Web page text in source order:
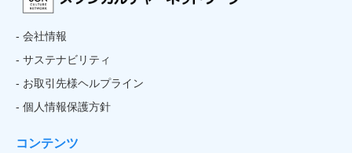
- 会社情報
- サステナビリティ
- お取引先様ヘルプライン
- 個人情報保護方針
コンテンツ